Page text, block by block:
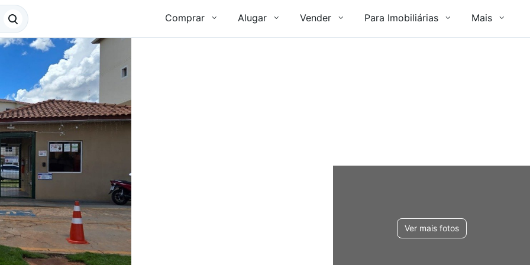
Comprar Alugar Vender Para Imobiliárias Mais
Ver mais fotos